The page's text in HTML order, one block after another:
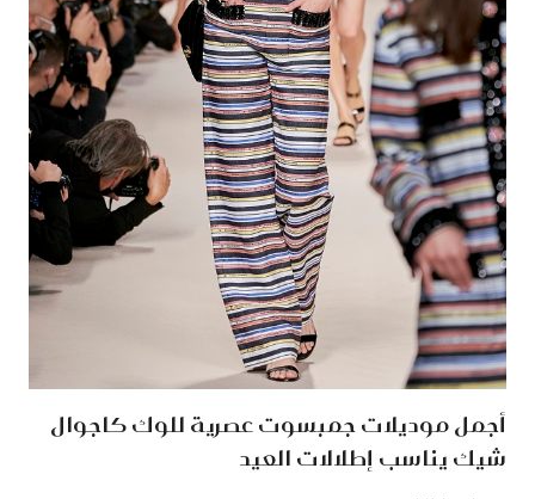
أجمل موديلات جمبسوت عصرية للوك كاجوال
شيك يناسب إطلالات العيد